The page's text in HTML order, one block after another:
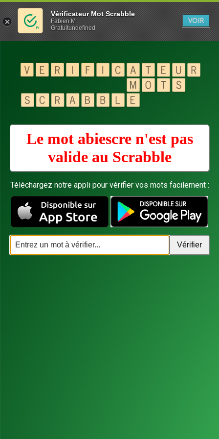
Le mot abiescre n'est pas
valide au Scrabble
Téléchargez notre appli pour vérifier vos mots facilement :
Vérificateur Mot Scrabble
Fabien M
Gratuitundefined
VOIR